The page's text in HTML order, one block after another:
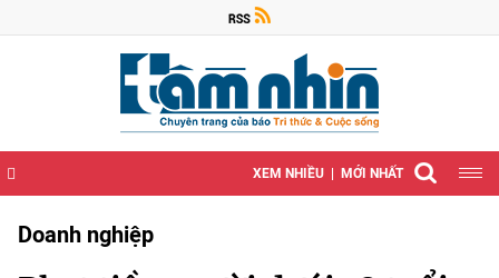
XEM NHIỀU MỚI NHẤT
Doanh nghiệp